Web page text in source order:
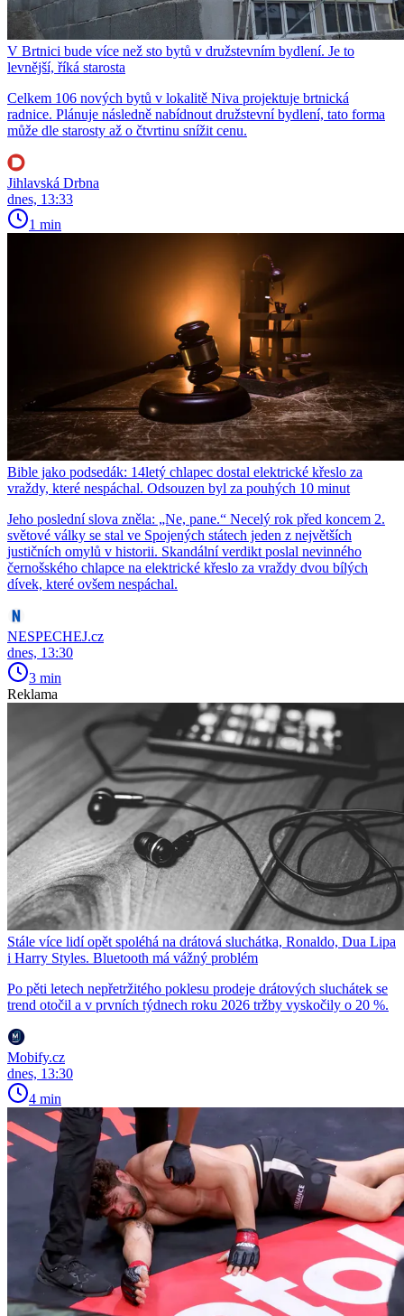
V Brtnici bude více než sto bytů v družstevním bydlení. Je to
levnější, říká starosta
Celkem 106 nových bytů v lokalitě Niva projektuje brtnická
radnice. Plánuje následně nabídnout družstevní bydlení, tato forma
může dle starosty až o čtvrtinu snížit cenu.
Jihlavská Drbna
dnes, 13:33
1 min
Bible jako podsedák: 14letý chlapec dostal elektrické křeslo za
vraždy, které nespáchal. Odsouzen byl za pouhých 10 minut
Jeho poslední slova zněla: „Ne, pane.“ Necelý rok před koncem 2.
světové války se stal ve Spojených státech jeden z největších
justičních omylů v historii. Skandální verdikt poslal nevinného
černošského chlapce na elektrické křeslo za vraždy dvou bílých
dívek, které ovšem nespáchal.
NESPECHEJ.cz
dnes, 13:30
3 min
Reklama
Stále více lidí opět spoléhá na drátová sluchátka, Ronaldo, Dua Lipa
i Harry Styles. Bluetooth má vážný problém
Po pěti letech nepřetržitého poklesu prodeje drátových sluchátek se
trend otočil a v prvních týdnech roku 2026 tržby vyskočily o 20 %.
Mobify.cz
dnes, 13:30
4 min